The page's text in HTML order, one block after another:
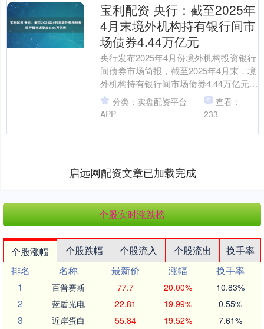
宝利配资 央行：截至2025年
4月末境外机构持有银行间市
场债券4.44万亿元
央行发布2025年4月份境外机构投资银行
间债券市场简报，截至2025年4月末，境
外机构持有银行间市场债券4.44万亿元，
约占银行间债券市场总托管量的2.7%。
从....
分类：实盘配资平台
APP
查看：
233
启远网配资文章已加载完成
个股实时涨跌榜
个股涨幅 个股跌幅 个股流入 个股流出
换手率
排名
名称 最新价 涨幅
换手率
1
百普赛斯 77.7 20.00% 10.83%
2 蓝盾光电 22.81 19.99% 0.55%
3 近岸蛋白 55.84 19.52% 7.61%